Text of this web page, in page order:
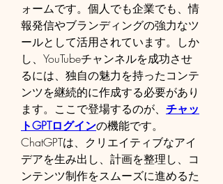
ォームです。個人でも企業でも、情
報発信やブランディングの強力なツ
ールとして活用されています。しか
し、YouTubeチャンネルを成功させ
るには、独自の魅力を持ったコンテ
ンツを継続的に作成する必要があり
ます。ここで登場するのが、 チャッ
トGPTログインの機能です。
ChatGPTは、クリエイティブなアイ
デアを生み出し、計画を整理し、コ
ンテンツ制作をスムーズに進めるた